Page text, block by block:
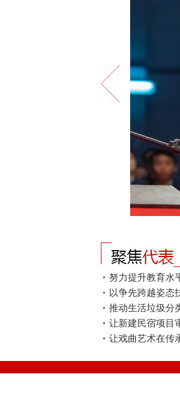
努力提升教育水
以争先跨越姿态
推动生活垃圾分
让新建民宿项目
让戏曲艺术在传